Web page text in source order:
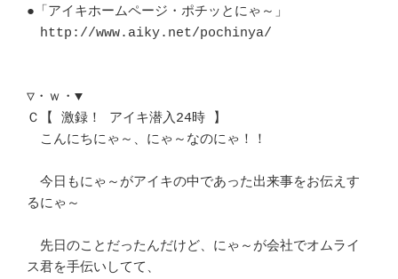
●「アイキホームページ・ポチッとにゃ～」
http://www.aiky.net/pochinya/
▽・ｗ・▼
Ｃ【 激録！ アイキ潜入24時 】
こんにちにゃ～、にゃ～なのにゃ！！
今日もにゃ～がアイキの中であった出来事をお伝えす
るにゃ～
先日のことだったんだけど、にゃ～が会社でオムライ
ス君を手伝いしてて、